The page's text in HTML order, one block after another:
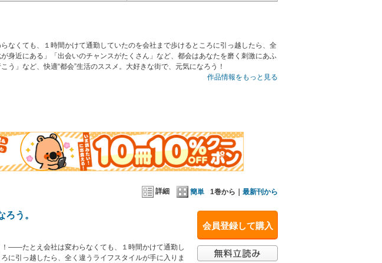
くても、１時間かけて通勤していたのを会社まで歩けるところに引っ越したら、全
身近にある」「出会いのチャンスがたくさん」など、都会はあなたを磨く刺激にあふ
」など、快適“都会”生活のススメ。大好きな街で、元気になろう！
作品情報をもっと見る
詳細 簡単 1巻から｜ 最新刊から
会員登録して購入
う。
――たとえ会社は変わらなくても、１時間かけて通勤し
に引っ越したら、全く違うライフスタイルが手に入りま